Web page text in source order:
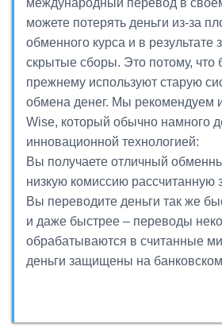
международный перевод в
можете потерять деньги из-за
обменного курса и в результате
скрытые сборы. Это потому, что
прежнему используют старую
обмена денег. Мы рекомендуем
Wise, который обычно намного
инновационной технологией:
Вы получаете отличный
низкую комиссию рассчитанную
Вы переводите деньги так же
и даже быстрее – переводы
обрабатываются в считанные
деньги защищены на